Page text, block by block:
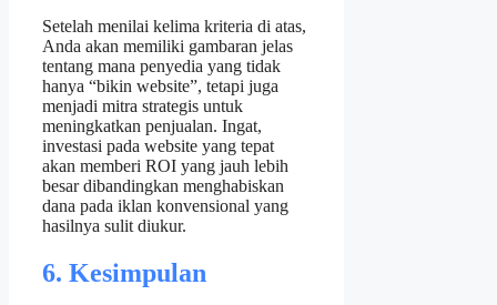
Setelah menilai kelima kriteria di atas,
Anda akan memiliki gambaran jelas
tentang mana penyedia yang tidak
hanya “bikin website”, tetapi juga
menjadi mitra strategis untuk
meningkatkan penjualan. Ingat,
investasi pada website yang tepat
akan memberi ROI yang jauh lebih
besar dibandingkan menghabiskan
dana pada iklan konvensional yang
hasilnya sulit diukur.
6. Kesimpulan